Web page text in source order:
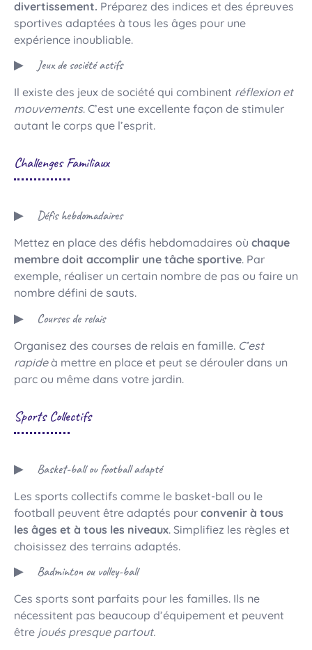
divertissement. Préparez des indices et des épreuves
sportives adaptées à tous les âges pour une
expérience inoubliable.
Jeux de société actifs
Il existe des jeux de société qui combinent réflexion et
mouvements. C’est une excellente façon de stimuler
autant le corps que l’esprit.
Challenges Familiaux
Défis hebdomadaires
Mettez en place des défis hebdomadaires où chaque
membre doit accomplir une tâche sportive. Par
exemple, réaliser un certain nombre de pas ou faire un
nombre défini de sauts.
Courses de relais
Organisez des courses de relais en famille. C’est
rapideà mettre en place et peut se dérouler dans un
parc ou même dans votre jardin.
Sports Collectifs
Basket-ball ou football adapté
Les sports collectifs comme le basket-ball ou le
football peuvent être adaptés pour convenir à tous
les âges et à tous les niveaux. Simplifiez les règles et
choisissez des terrains adaptés.
Badminton ou volley-ball
Ces sports sont parfaits pour les familles. Ils ne
nécessitent pas beaucoup d’équipement et peuvent
être joués presque partout.